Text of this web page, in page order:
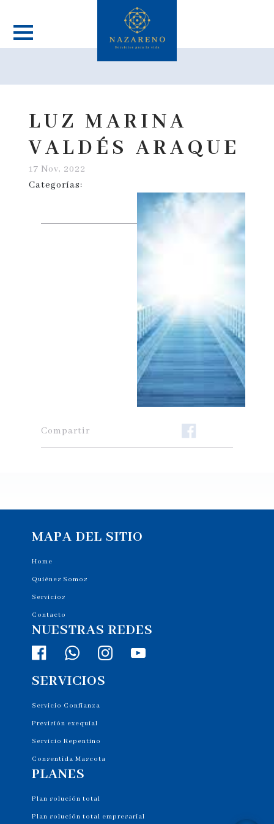
LUZ MARINA
VALDÉS ARAQUE
17 Nov, 2022
Categorías:
Compartir
MAPA DEL SITIO
Home
Quiénes Somos
Servicios
Contacto
NUESTRAS REDES
SERVICIOS
Servicio Confianza
Previsión exequial
Servicio Repentino
Consentida Mascota
PLANES
Plan solución total
Plan solución total empresarial